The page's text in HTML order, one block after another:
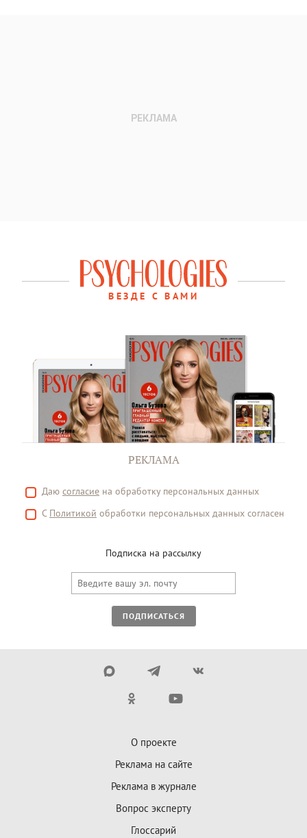
ВЕЗДЕ С ВАМИ
РЕКЛАМА
Даю согласие на обработку персональных данных
С Политикой обработки персональных данных согласен
Подписка на рассылку
ПОДПИСАТЬСЯ
О проекте
Реклама на сайте
Реклама в журнале
Вопрос эксперту
Глоссарий